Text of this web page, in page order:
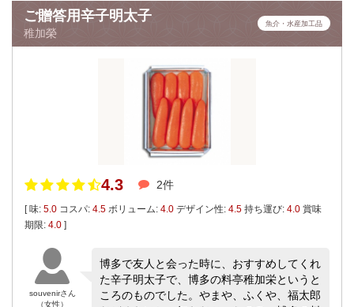
ご贈答用辛子明太子
稚加榮
魚介・水産加工品
4.3 2件
[ 味: 5.0 コスパ: 4.5 ボリューム: 4.0 デザイン性: 4.5 持ち運び: 4.0 賞味
期限: 4.0 ]
souvenirさん
（女性）
博多で友人と会った時に、おすすめしてくれ
た辛子明太子で、博多の料亭稚加栄というと
ころのものでした。やまや、ふくや、福太郎